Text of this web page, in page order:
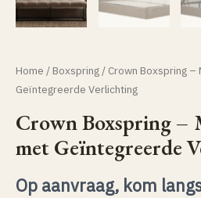
Home / Boxspring / Crown Boxspring –
Geïntegreerde Verlichting
Crown Boxspring –
met Geïntegreerde
Op aanvraag, kom